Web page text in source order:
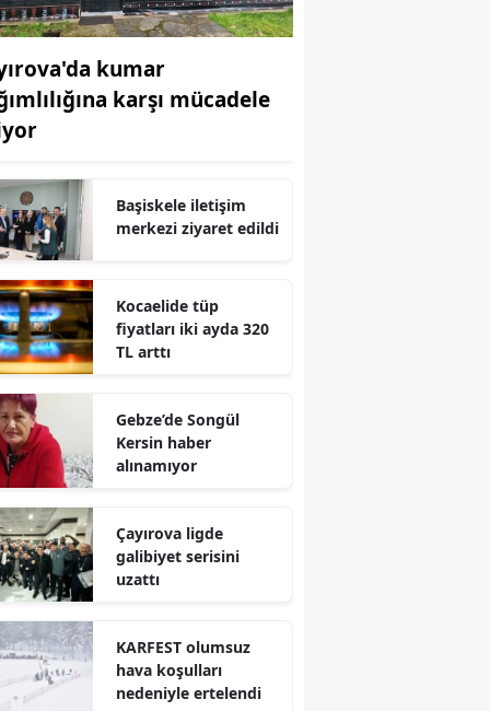
Edirne
Elazığ
Erzincan
Eskişehir
Giresun
Gümüşhane
Hatay
Isparta
İstanbul
Kars
Kastamonu
kumar
karşı mücadele
Başiskele iletişim
merkezi ziyaret edildi
Kocaelide tüp
fiyatları iki ayda 320
TL arttı
Gebze’de Songül
Kersin haber
alınamıyor
Çayırova ligde
galibiyet serisini
uzattı
KARFEST olumsuz
hava koşulları
nedeniyle ertelendi